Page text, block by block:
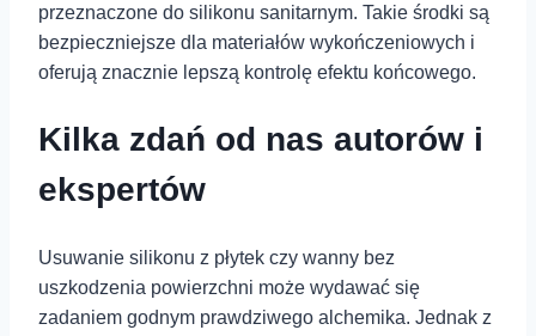
przeznaczone do⁣ silikonu‌ sanitarnym. ‌Takie środki są⁤
bezpieczniejsze⁢ dla materiałów ⁢wykończeniowych i
oferują znacznie​ lepszą ⁣kontrolę efektu końcowego.
Kilka zdań od nas autorów i
ekspertów
Usuwanie silikonu z płytek czy ‌wanny bez
uszkodzenia powierzchni⁣ może wydawać się
zadaniem godnym prawdziwego⁤ alchemika. Jednak ⁤z